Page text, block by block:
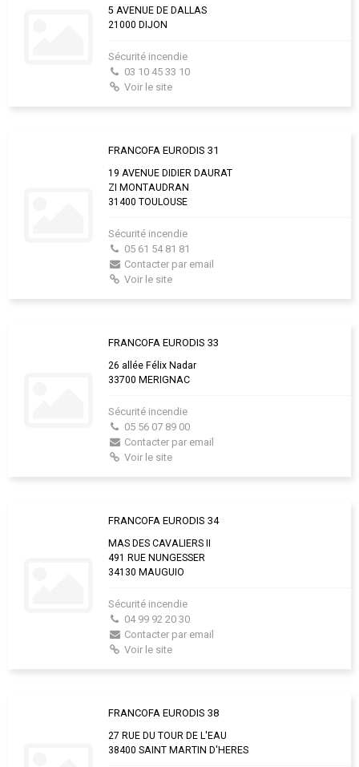
5 AVENUE DE DALLAS
21000 DIJON
Sécurité incendie
03 10 45 33 10
Voir le site
FRANCOFA EURODIS 31
19 AVENUE DIDIER DAURAT
ZI MONTAUDRAN
31400 TOULOUSE
Sécurité incendie
05 61 54 81 81
Contacter par email
Voir le site
FRANCOFA EURODIS 33
26 allée Félix Nadar
33700 MERIGNAC
Sécurité incendie
05 56 07 89 00
Contacter par email
Voir le site
FRANCOFA EURODIS 34
MAS DES CAVALIERS II
491 RUE NUNGESSER
34130 MAUGUIO
Sécurité incendie
04 99 92 20 30
Contacter par email
Voir le site
FRANCOFA EURODIS 38
27 RUE DU TOUR DE L'EAU
38400 SAINT MARTIN D'HERES